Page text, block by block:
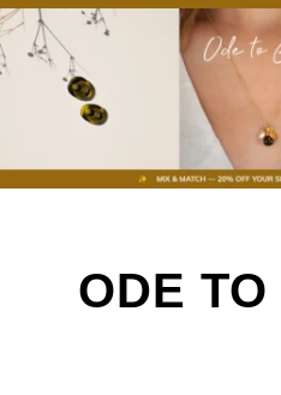
ODE